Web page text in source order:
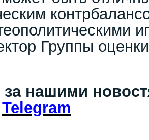
Группы
за нашими
Telegram